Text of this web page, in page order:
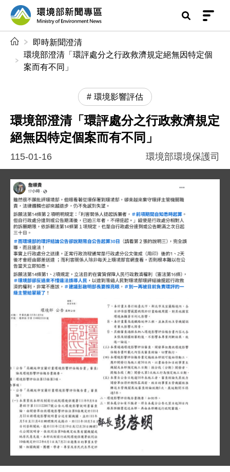
前往中央內容區塊
環境部新聞專區
即時新聞澄清
環境部澄清「環評處分之行政救濟規定絕無因特定個
案而有不同」
環境影響評估
環境部澄清「環評處分之行政救濟規定
絕無因特定個案而有不同」
115-01-16 環境部環境保護司